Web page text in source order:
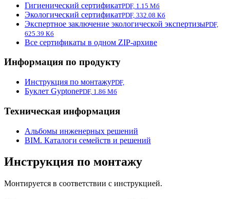
Гигиенический сертификатPDF, 1.15 Мб
Экологический сертификатPDF, 332.08 Кб
Экспертное заключение экологической экспертизыPDF,
625.39 Кб
Все сертификаты в одном ZIP-архиве
Информация по продукту
Инструкция по монтажуPDF,
Буклет GyptonePDF, 1.86 Мб
Техническая информация
Альбомы инженерных решений
BIM. Каталоги семейств и решений
Инструкция по монтажу
Монтируется в соответствии с инструкцией.